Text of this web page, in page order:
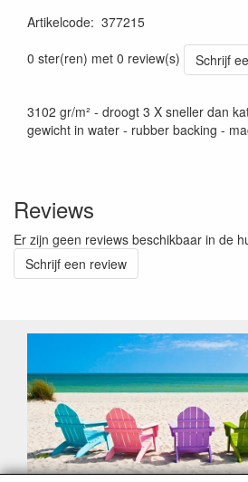
Artikelcode: 377215
0 ster(ren) met 0 review(s)
Schrijf
3102 gr/m² - droogt 3 X sneller dan
gewicht in water - rubber backing -
Reviews
Er zijn geen reviews beschikbaar in de
Schrijf een review